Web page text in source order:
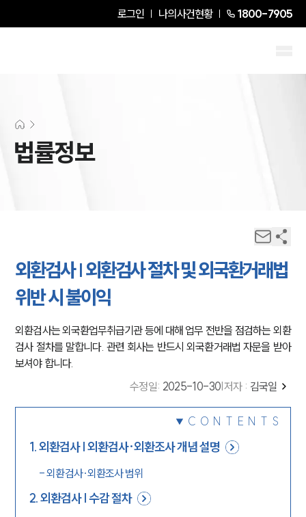
로그인 나의사건현황 1800-7905
법률정보
외환검사 | 외환검사 절차 및 외국환거래법
위반 시 불이익
외환검사는 외국환업무취급기관 등에 대해 업무 전반을 점검하는 외환
검사 절차를 말합니다. 관련 회사는 반드시 외국환거래법 자문을 받아
보셔야 합니다.
수정일: 2025-10-30 저자 : 김국일
CONTENTS
1.외환검사 | 외환검사·외환조사 개념 설명
-외환검사·외환조사 범위
2.외환검사 | 수감 절차